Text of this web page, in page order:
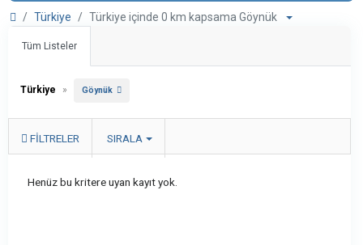
Türkiye Türkiye içinde 0 km kapsama Göynük
Tüm Listeler
Türkiye » Göynük
FILTRELER SIRALA
Henüz bu kritere uyan kayıt yok.